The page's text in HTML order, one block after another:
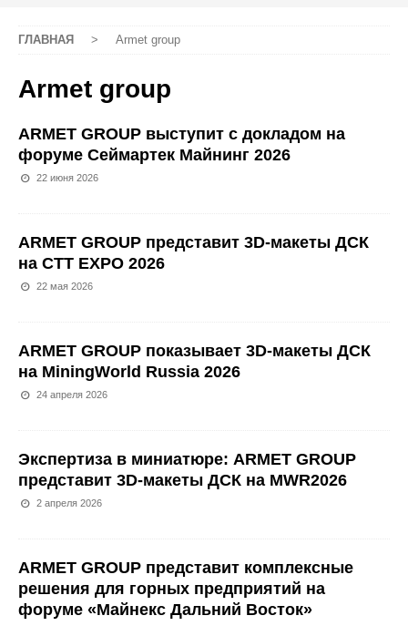
ГЛАВНАЯ > Armet group
Armet group
ARMET GROUP выступит с докладом на
форуме Сеймартек Майнинг 2026
22 июня 2026
ARMET GROUP представит 3D-макеты ДСК
на CTT EXPO 2026
22 мая 2026
ARMET GROUP показывает 3D-макеты ДСК
на MiningWorld Russia 2026
24 апреля 2026
Экспертиза в миниатюре: ARMET GROUP
представит 3D-макеты ДСК на MWR2026
2 апреля 2026
ARMET GROUP представит комплексные
решения для горных предприятий на
форуме «Майнекс Дальний Восток»